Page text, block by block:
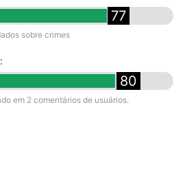
77
sobre crimes
80
em 2 comentários de usuários.